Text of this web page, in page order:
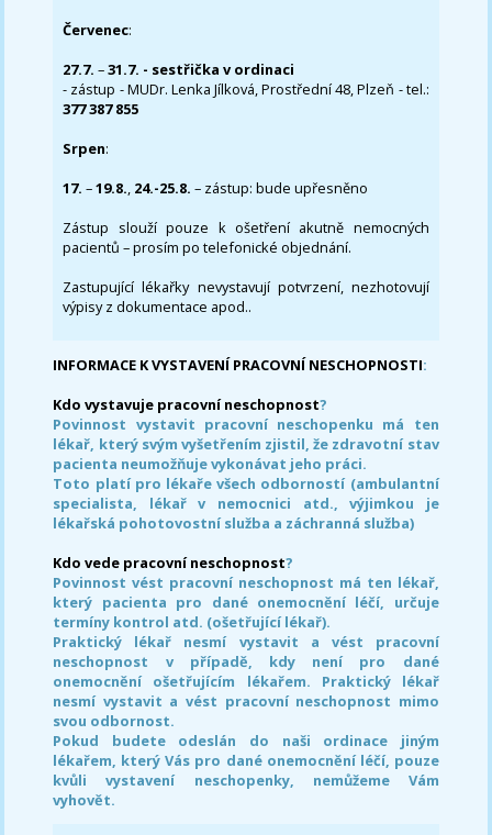
Červenec:
27.7.–31.7. - sestřička v ordinaci
- zástup - MUDr. Lenka Jílková, Prostřední 48, Plzeň - tel.:
377 387 855
Srpen:
17. –19.8., 24.-25.8. – zástup: bude upřesněno
Zástup slouží pouze k ošetření akutně nemocných
pacientů – prosím po telefonické objednání.
Zastupující lékařky nevystavují potvrzení, nezhotovují
výpisy z dokumentace apod..
INFORMACE K VYSTAVENÍ PRACOVNÍ NESCHOPNOSTI:
Kdo vystavuje pracovní neschopnost?
Povinnost vystavit pracovní neschopenku má ten
lékař, který svým vyšetřením zjistil, že zdravotní stav
pacienta neumožňuje vykonávat jeho práci.
Toto platí pro lékaře všech odborností (ambulantní
specialista, lékař v nemocnici atd., výjimkou je
lékařská pohotovostní služba a záchranná služba)
Kdo vede pracovní neschopnost?
Povinnost vést pracovní neschopnost má ten lékař,
který pacienta pro dané onemocnění léčí, určuje
termíny kontrol atd. (ošetřující lékař).
Praktický lékař nesmí vystavit a vést pracovní
neschopnost v případě, kdy není pro dané
onemocnění ošetřujícím lékařem. Praktický lékař
nesmí vystavit a vést pracovní neschopnost mimo
svou odbornost.
Pokud budete odeslán do naši ordinace jiným
lékařem, který Vás pro dané onemocnění léčí, pouze
kvůli vystavení neschopenky, nemůžeme Vám
vyhovět.